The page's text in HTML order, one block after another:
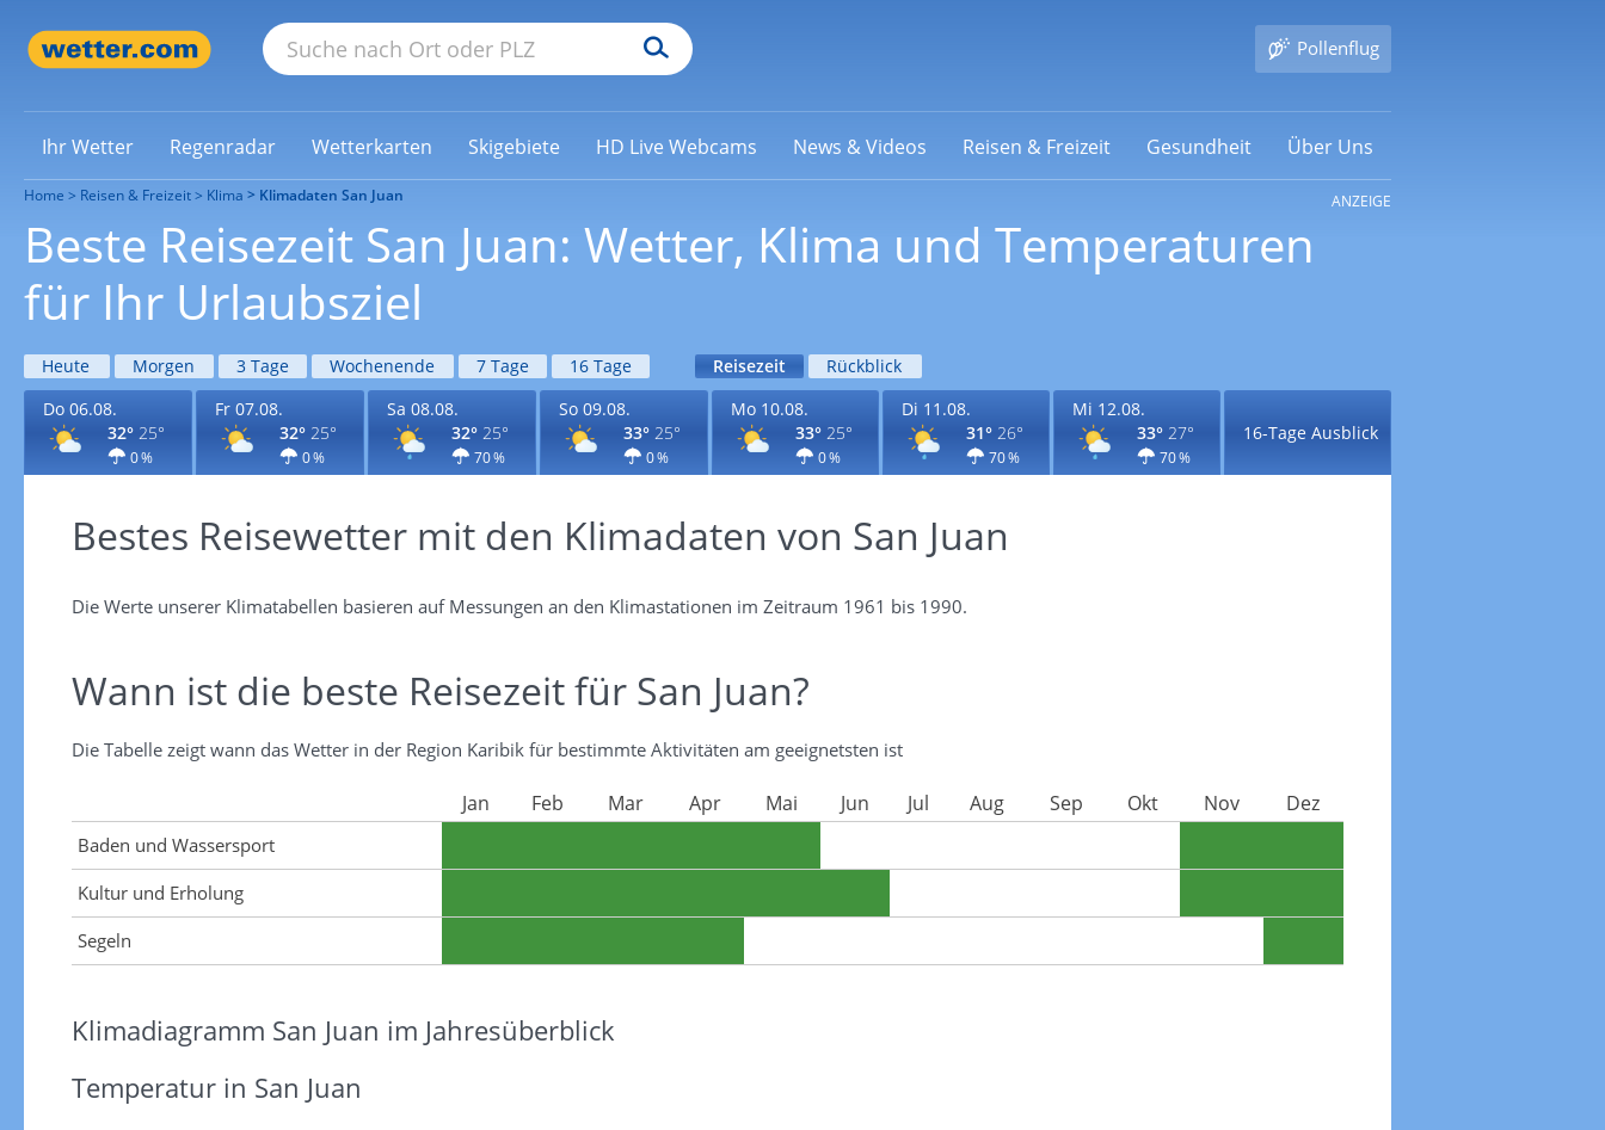
Pollenflug
Ihr Wetter Regenradar Wetterkarten Skigebiete HD Live Webcams News & Videos Reisen & Freizeit Gesundheit Über Uns
Home Reisen & Freizeit Klima Klimadaten San Juan
Beste Reisezeit San Juan: Wetter, Klima und Temperaturen
für Ihr Urlaubsziel
ANZEIGE
Heute Morgen 3 Tage Wochenende 7 Tage 16 Tage Reisezeit
Rückblick
Do 06.08.
32° 25°
0 %
Fr 07.08.
32° 25°
0 %
Sa 08.08.
32° 25°
70 %
So 09.08.
33° 25°
0 %
Mo 10.08.
33° 25°
0 %
Di 11.08.
31° 26°
70 %
Mi 12.08.
33° 27°
70 %
16-Tage Ausblick
Bestes Reisewetter mit den Klimadaten von San Juan
Die Werte unserer Klimatabellen basieren auf Messungen an den Klimastationen im Zeitraum 1961 bis 1990.
Wann ist die beste Reisezeit für San Juan?
Die Tabelle zeigt wann das Wetter in der Region Karibik für bestimmte Aktivitäten am geeignetsten ist
Jan Feb Mar Apr Mai Jun Jul Aug Sep Okt Nov Dez
Baden und Wassersport
Kultur und Erholung
Segeln
Klimadiagramm San Juan im Jahresüberblick
Temperatur in San Juan